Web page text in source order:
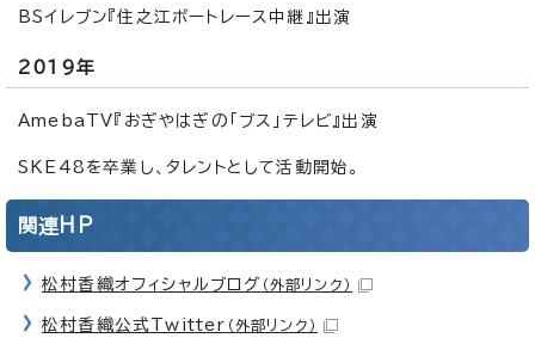
BSイレブン『住之江ボートレース中継』出演
2019年
AmebaTV『おぎやはぎの「ブス」テレビ』出演
SKE48を卒業し、タレントとして活動開始。
関連HP
松村香織オフィシャルブログ （外部リンク）
松村香織公式Twitter （外部リンク）